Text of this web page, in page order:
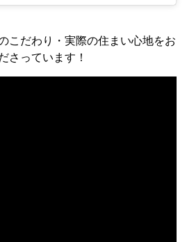
こだわり・実際の住まい心地をお
さっています！